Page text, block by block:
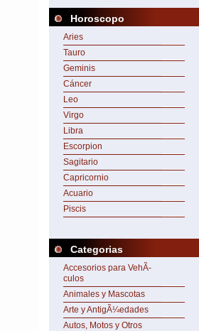
Horoscopo
Aries
Tauro
Geminis
Cáncer
Leo
Virgo
Libra
Escorpion
Sagitario
Capricornio
Acuario
Piscis
Categorias
Accesorios para VehÃ­
culos
Animales y Mascotas
Arte y AntigÃ¼edades
Autos, Motos y Otros